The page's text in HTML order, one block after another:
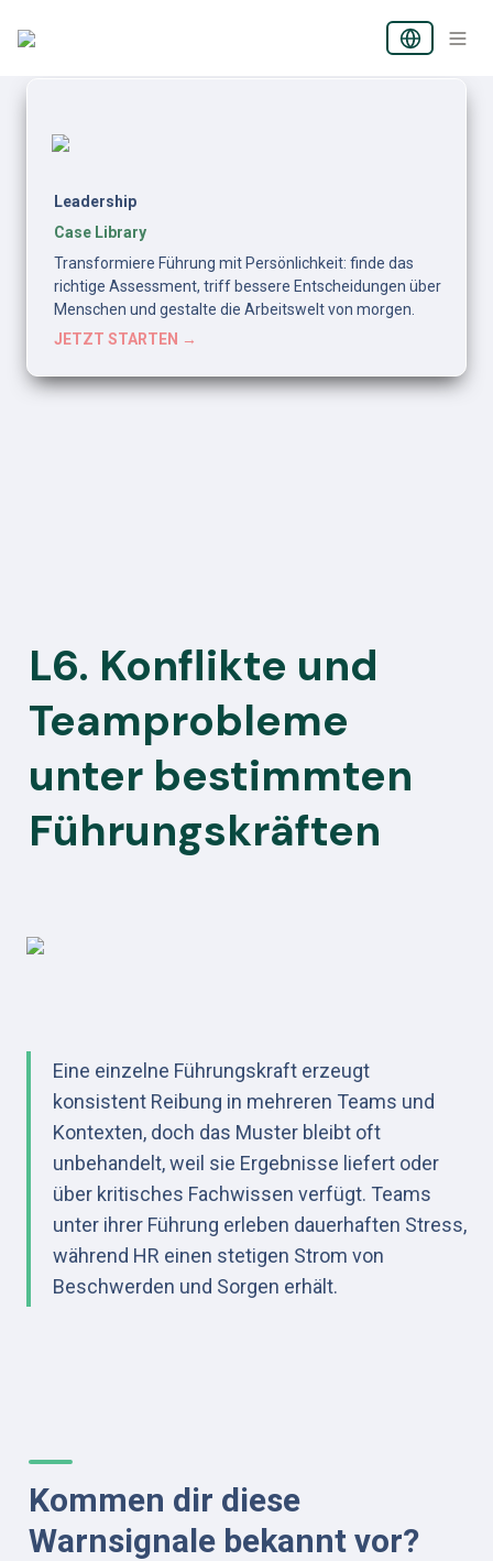
Leadership
Case Library
Transformiere Führung mit Persönlichkeit: finde das
richtige Assessment, triff bessere Entscheidungen über
Menschen und gestalte die Arbeitswelt von morgen.
JETZT STARTEN →
L6. Konflikte und
Teamprobleme
unter bestimmten
Führungskräften
Eine einzelne Führungskraft erzeugt
konsistent Reibung in mehreren Teams und
Kontexten, doch das Muster bleibt oft
unbehandelt, weil sie Ergebnisse liefert oder
über kritisches Fachwissen verfügt. Teams
unter ihrer Führung erleben dauerhaften Stress,
während HR einen stetigen Strom von
Beschwerden und Sorgen erhält.
Kommen dir diese
Warnsignale bekannt vor?